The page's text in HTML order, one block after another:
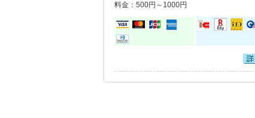
料金：500円～1000円